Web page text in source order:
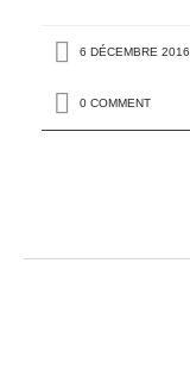
6 DÉCEMBRE 2016
0 COMMENT